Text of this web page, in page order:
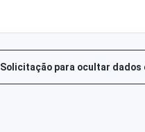
Solicitação para ocultar dados